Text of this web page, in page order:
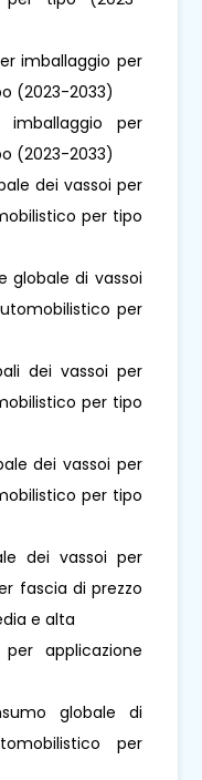
imballaggio per
(2023-2033)
imballaggio per
(2023-2033)
dei vassoi per
per tipo
globale di vassoi
per
dei vassoi per
per tipo
dei vassoi per
per tipo
dei vassoi per
fascia di prezzo
e alta
applicazione
globale di
per